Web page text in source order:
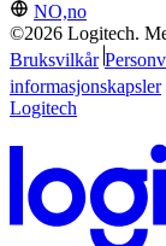
NO,no
©2026 Logitech.
Bruksvilkår
informasjonskapsler
Logitech